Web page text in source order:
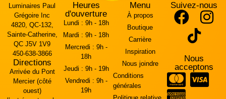
Luminaires Paul
Grégoire Inc
4820, QC-132,
Sainte-Catherine,
QC J5V 1V9
450-638-3866
Directions
Arrivée du Pont
Mercier (côté
ouest)
Heures
d'ouverture
Lundi : 9h - 18h
Mardi : 9h - 18h
Mercredi : 9h -
18h
Jeudi : 9h - 19h
Vendredi : 9h -
19h
Menu
À propos
Boutique
Carrière
Inspiration
Nous joindre
Conditions
générales
Suivez-nous
Nous
acceptons